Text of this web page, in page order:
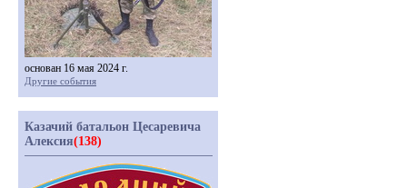
основан 16 мая 2024 г.
Другие события
Казачий батальон Цесаревича
Алексия(138)